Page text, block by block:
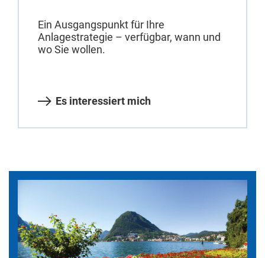
Ein Ausgangspunkt für Ihre
Anlagestrategie – verfügbar, wann und
wo Sie wollen.
Es interessiert mich